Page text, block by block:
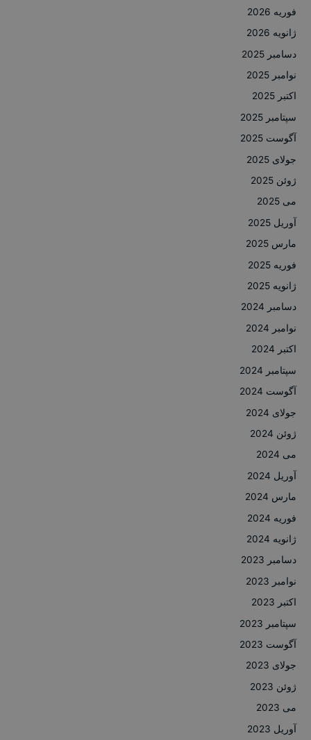
فوریه 2026
ژانویه 2026
دسامبر 2025
نوامبر 2025
اکتبر 2025
سپتامبر 2025
آگوست 2025
جولای 2025
ژوئن 2025
می 2025
آوریل 2025
مارس 2025
فوریه 2025
ژانویه 2025
دسامبر 2024
نوامبر 2024
اکتبر 2024
سپتامبر 2024
آگوست 2024
جولای 2024
ژوئن 2024
می 2024
آوریل 2024
مارس 2024
فوریه 2024
ژانویه 2024
دسامبر 2023
نوامبر 2023
اکتبر 2023
سپتامبر 2023
آگوست 2023
جولای 2023
ژوئن 2023
می 2023
آوریل 2023